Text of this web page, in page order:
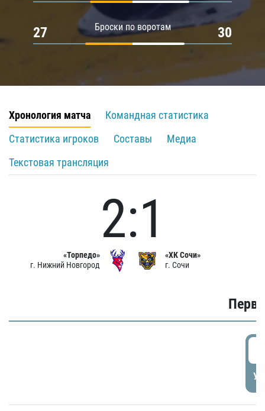
Броски по воротам
27 30
Хронология матча
Командная статистика
Статистика игроков
Составы
Медиа
Текстовая трансляция
«Торпедо»
г. Нижний Новгород
2:1
«ХК Сочи»
г. Сочи